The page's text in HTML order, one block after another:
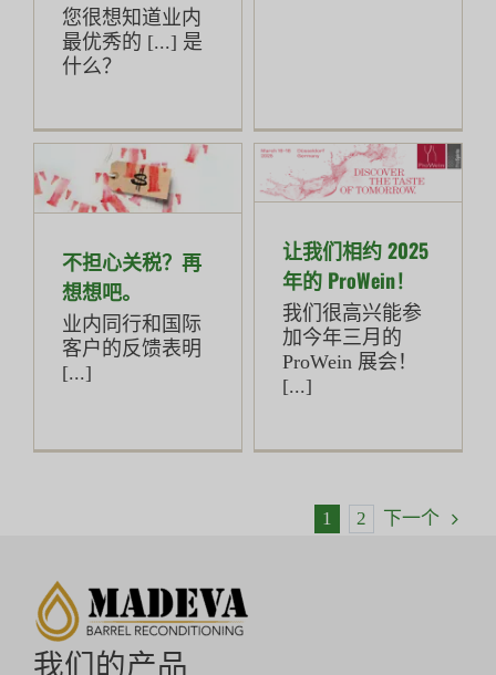
您很想知道业内
最优秀的 [...] 是
什么？
不担心关税？再
想想吧。
业内同行和国际
客户的反馈表明
[...]
让我们相约 2025
年的 ProWein！
我们很高兴能参
加今年三月的
ProWein 展会！
[...]
1 2 下一个
我们的产品